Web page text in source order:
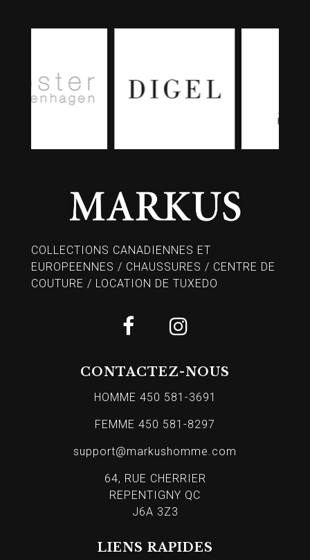
COLLECTIONS CANADIENNES ET
EUROPEENNES / CHAUSSURES / CENTRE DE
COUTURE / LOCATION DE TUXEDO
CONTACTEZ-NOUS
HOMME 450 581-3691
FEMME 450 581-8297
support@markushomme.com
64, RUE CHERRIER
REPENTIGNY QC
J6A 3Z3
LIENS RAPIDES